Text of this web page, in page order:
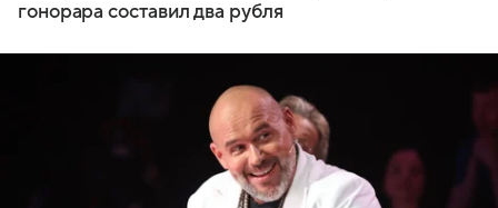
гонорара составил два рубля